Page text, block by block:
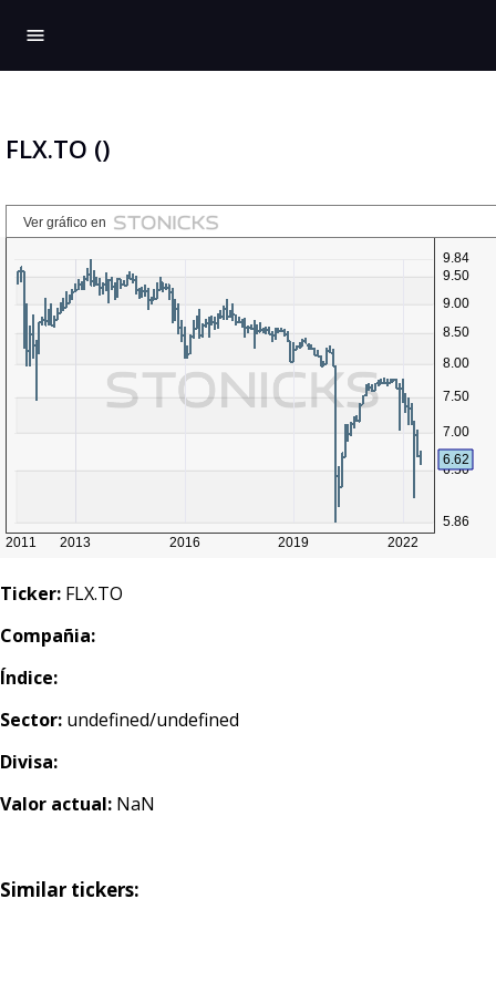
menu
FLX.TO ()
Ticker: FLX.TO
Compañia:
Índice:
Sector: undefined/undefined
Divisa:
Valor actual: NaN
Similar tickers: